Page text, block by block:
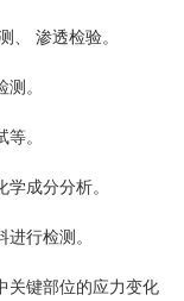
、 渗透检验。
。
。
成分分析。
行检测。
关键部位的应力变化